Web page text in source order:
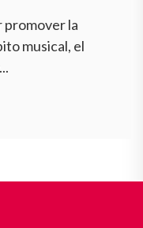
promover la
musical, el